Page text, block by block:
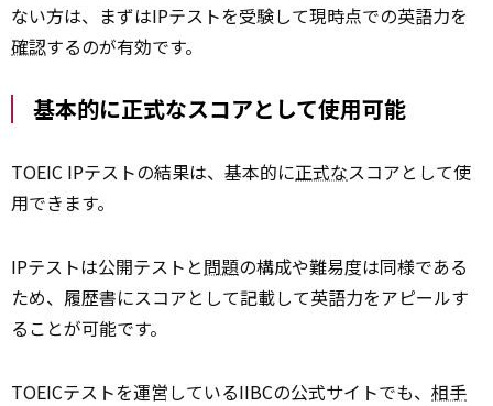
ない方は、まずはIPテストを受験して現時点での英語力を
確認するのが有効です。
基本的に正式なスコアとして使用可能
TOEIC IPテストの結果は、基本的に正式なスコアとして使
用できます。
IPテストは公開テストと問題の構成や難易度は同様である
ため、履歴書にスコアとして記載して英語力をアピールす
ることが可能です。
TOEICテストを運営しているIIBCの公式サイトでも、 相手